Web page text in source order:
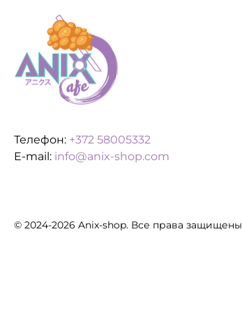
Телефон: +372 58005332
E-mail: info@anix-shop.com
© 2024-2026 Anix-shop. Все права защищены